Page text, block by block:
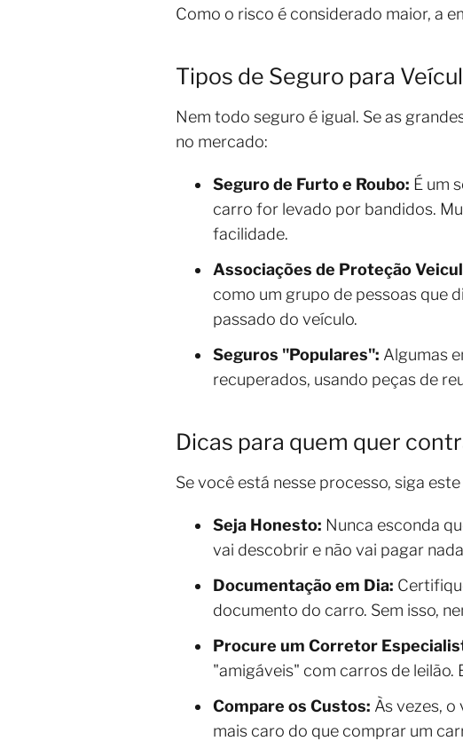
Como o risco é considerado maior, a
Tipos de Seguro para
Nem todo seguro é igual. Se as
no mercado:
Seguro de Furto e Roubo: É um
carro for levado por bandidos.
facilidade.
Associações de Proteção
como um grupo de pessoas que
passado do veículo.
Seguros "Populares": Algumas
recuperados, usando peças de
Dicas para quem quer
Se você está nesse processo, siga
Seja Honesto: Nunca esconda
vai descobrir e não vai pagar
Documentação em Dia:
documento do carro. Sem isso,
Procure um Corretor
"amigáveis" com carros de
Compare os Custos: Às vezes,
mais caro do que comprar um